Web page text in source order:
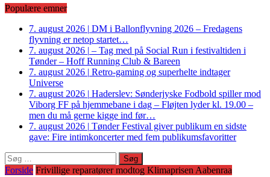
Populære emner
7. august 2026 | DM i Ballonflyvning 2026 – Fredagens
flyvning er netop startet…
7. august 2026 | – Tag med på Social Run i festivaltiden i
Tønder – Hoff Running Club & Bareen
7. august 2026 | Retro-gaming og superhelte indtager
Universe
7. august 2026 | Haderslev: Sønderjyske Fodbold spiller mod
Viborg FF på hjemmebane i dag – Fløjten lyder kl. 19.00 –
men du må gerne kigge ind før…
7. august 2026 | Tønder Festival giver publikum en sidste
gave: Fire intimkoncerter med fem publikumsfavoritter
Søg
efter:
Forside Frivillige reparatører modtog Klimaprisen Aabenraa